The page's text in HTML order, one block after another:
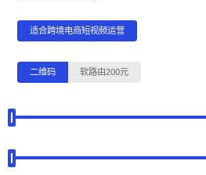
适合跨境电商短视频运营
二维码 软路由200元